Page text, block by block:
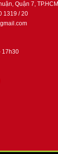
Quận 7, TP.HCM
1319 / 20
17h30